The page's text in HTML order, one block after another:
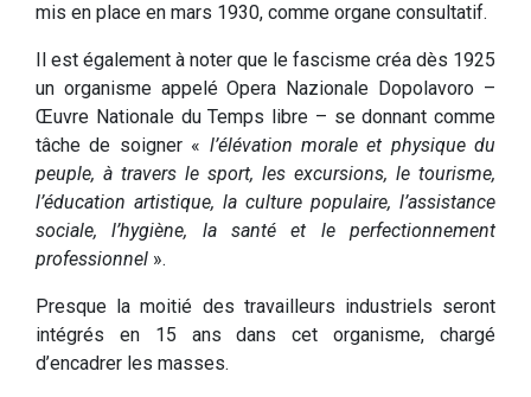
mis en place en mars 1930, comme organe consultatif.
Il est également à noter que le fascisme créa dès 1925
un organisme appelé Opera Nazionale Dopolavoro –
Œuvre Nationale du Temps libre – se donnant comme
tâche de soigner « l’élévation morale et physique du
peuple, à travers le sport, les excursions, le tourisme,
l’éducation artistique, la culture populaire, l’assistance
sociale, l’hygiène, la santé et le perfectionnement
professionnel ».
Presque la moitié des travailleurs industriels seront
intégrés en 15 ans dans cet organisme, chargé
d’encadrer les masses.